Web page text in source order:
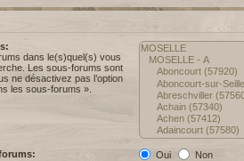
dans le(s)quel(s) vous
Les sous-forums sont
ne désactivez pas l’option
les sous-forums ».
Oui
Non